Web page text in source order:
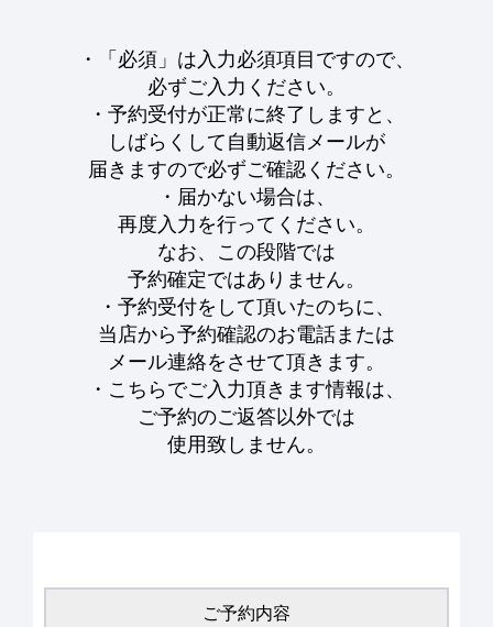
・「必須」は入力必須項目ですので、
必ずご入力ください。
・予約受付が正常に終了しますと、
しばらくして自動返信メールが
届きますので必ずご確認ください。
・届かない場合は、
再度入力を行ってください。
なお、この段階では
予約確定ではありません。
・予約受付をして頂いたのちに、
当店から予約確認のお電話または
メール連絡をさせて頂きます。
・こちらでご入力頂きます情報は、
ご予約のご返答以外では
使用致しません。
ご予約内容